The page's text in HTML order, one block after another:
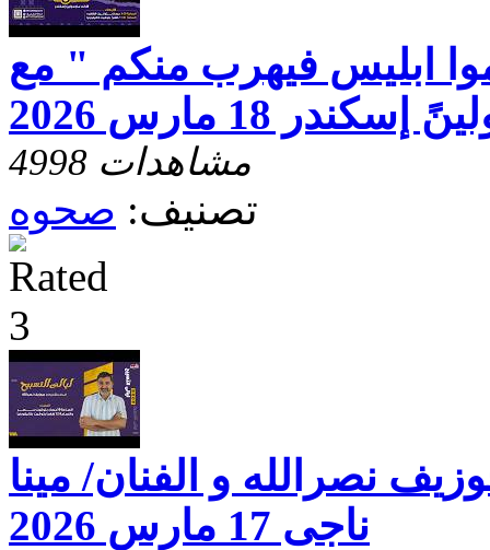
ابليس فيهرب منكم " مع
18 مارس 2026
4998 مشاهدات
تصنيف: صحوه
نصرالله و الفنان/ مينا
ناجى 17 مارس 2026